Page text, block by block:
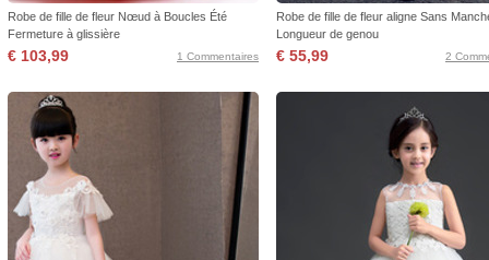
Robe de fille de fleur Nœud à Boucles Été
Fermeture à glissière
€ 103,99 1 Commentaires
Robe de fille de fleur aligne Sans
Longueur de genou
€ 55,99 2